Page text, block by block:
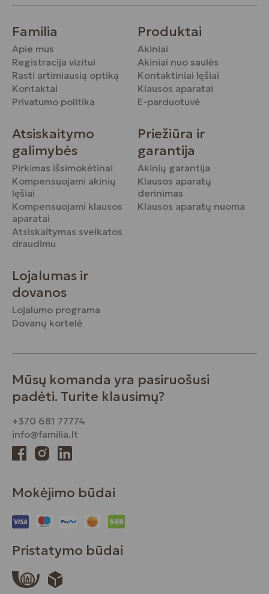
Familia
Apie mus
Registracija vizitui
Rasti artimiausią optiką
Kontaktai
Privatumo politika
Produktai
Akiniai
Akiniai nuo saulės
Kontaktiniai lęšiai
Klausos aparatai
E-parduotuvė
Atsiskaitymo
galimybės
Pirkimas išsimokėtinai
Kompensuojami akinių
lęšiai
Kompensuojami klausos
aparatai
Atsiskaitymas sveikatos
draudimu
Priežiūra ir
garantija
Akinių garantija
Klausos aparatų
derinimas
Klausos aparatų nuoma
Lojalumas ir
dovanos
Lojalumo programa
Dovanų kortelė
Mūsų komanda yra pasiruošusi
padėti. Turite klausimų?
+370 681 77774
info@familia.lt
Mokėjimo būdai
Pristatymo būdai